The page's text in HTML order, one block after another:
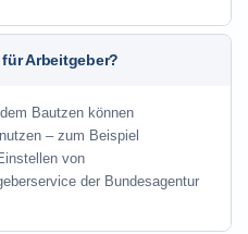
Arbeitgeber?
Bautzen können
– zum Beispiel
von
der Bundesagentur